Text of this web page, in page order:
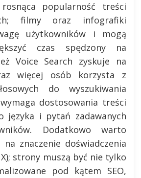
popularność treści
filmy oraz infografiki
użytkowników i mogą
czas spędzony na
Voice Search zyskuje na
więcej osób korzysta z
do wyszukiwania
dostosowania treści
języka i pytań zadawanych
Dodatkowo warto
znaczenie doświadczenia
strony muszą być nie tylko
pod kątem SEO,